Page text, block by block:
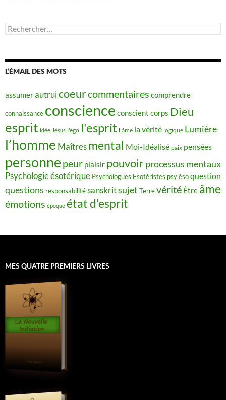
Rechercher :
L’ÉMAIL DES MOTS
assumerautruicoeurcommentaires comprendre
connaissance conscience conscient corps Dieu
esprit idée Jésus l'ego l'esprit l'âme la vérité logique Lumière
l’homme Maîtres mental Moi-Idéalisé paix pensées
personne peur plaisir pouvoirprocessus mentaux
Psychologie ésotérique Psychologues Esotéristes psy ésoquestion
questions responsabilitésanskritsujet Terrevérité Être âme
émotions époque état d'esprit
MES QUATRE PREMIERS LIVRES